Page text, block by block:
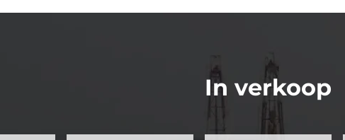
In verkoop